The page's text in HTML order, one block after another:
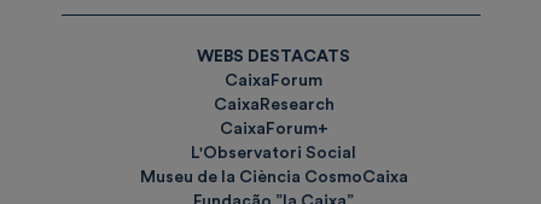
WEBS DESTACATS
CaixaForum
CaixaResearch
CaixaForum+
L'Observatori Social
Museu de la Ciència CosmoCaixa